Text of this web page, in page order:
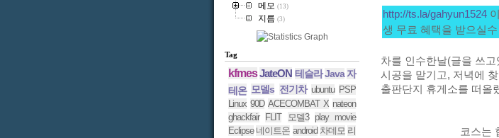
http://ts.la/gahyun1524
생 무료 혜택을 받으실
차를 인수한날(글을 쓰
시공을 맡기고, 저녁에
출판단지 휴게소를 떠올
코스는
메모 (13)
지름 (3)
Tag
kfmesJateON 테슬라 Java 자
테온 모델s 전기차 ubuntu PSP
Linux 90D ACECOMBAT X nateon
ghackfair
FLIT 모델3
play movie
Eclipse 네이트온 android 차데모 리